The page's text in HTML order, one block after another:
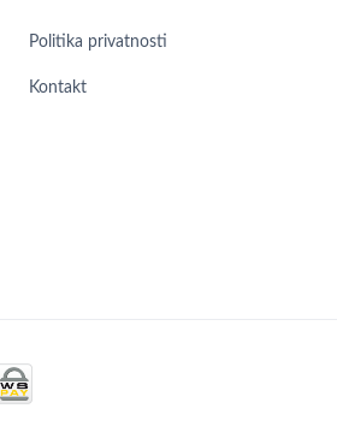
Politika privatnosti
Kontakt